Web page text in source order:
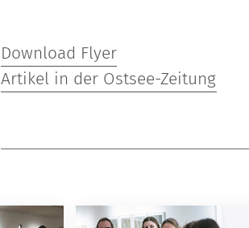
Download Flyer
Artikel in der Ostsee-Zeitung